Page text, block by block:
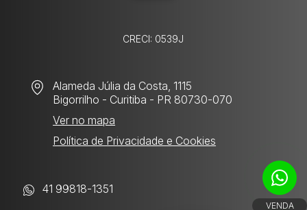
CRECI: 0539J
Alameda Júlia da Costa, 1115
Bigorrilho - Curitiba - PR 80730-070
Ver no mapa
Política de Privacidade e Cookies
41 99818-1351
VENDA